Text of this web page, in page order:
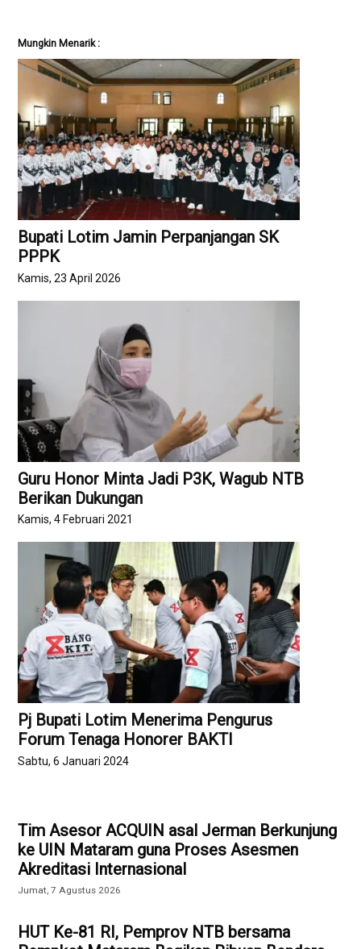
Mungkin Menarik :
Bupati Lotim Jamin Perpanjangan SK
PPPK
Kamis, 23 April 2026
Guru Honor Minta Jadi P3K, Wagub NTB
Berikan Dukungan
Kamis, 4 Februari 2021
Pj Bupati Lotim Menerima Pengurus
Forum Tenaga Honorer BAKTI
Sabtu, 6 Januari 2024
Tim Asesor ACQUIN asal Jerman Berkunjung
ke UIN Mataram guna Proses Asesmen
Akreditasi Internasional
Jumat, 7 Agustus 2026
HUT Ke-81 RI, Pemprov NTB bersama